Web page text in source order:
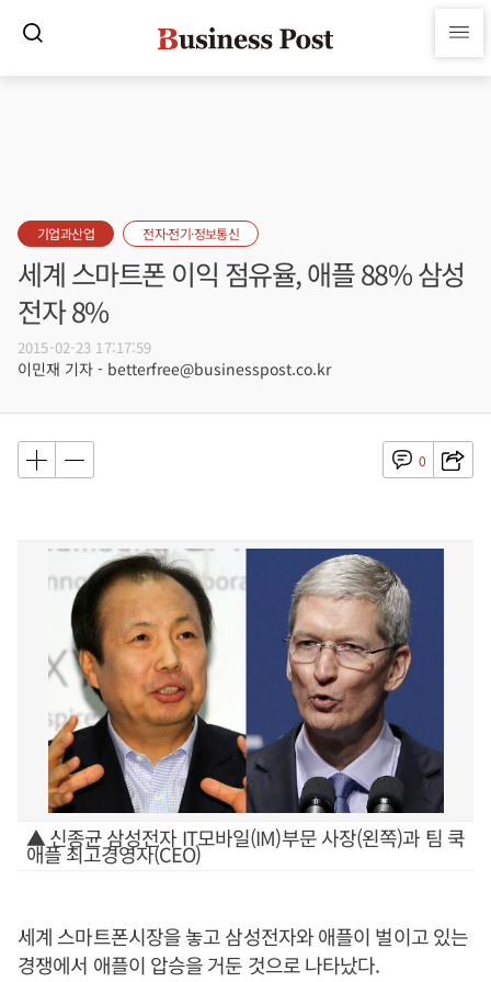
기업과산업 전자·전기·정보통신
세계 스마트폰 이익 점유율, 애플 88% 삼성
전자 8%
2015-02-23 17:17:59
이민재 기자 - betterfree@businesspost.co.kr
0
▲ 신종균 삼성전자 IT모바일(IM)부문 사장(왼쪽)과 팀 쿡
애플 최고경영자(CEO)
세계 스마트폰시장을 놓고 삼성전자와 애플이 벌이고 있는
경쟁에서 애플이 압승을 거둔 것으로 나타났다.